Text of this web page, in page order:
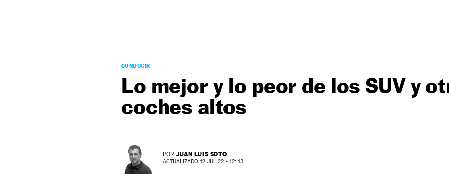
CONDUCIR
Lo mejor y lo peor de los SUV y
coches altos
POR JUAN LUIS SOTO
ACTUALIZADO 12 JUL 22 - 12: 13